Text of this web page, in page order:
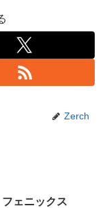
Zerch
ェニックス